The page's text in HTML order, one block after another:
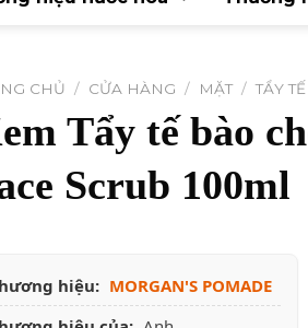
CHỦ / CỬA HÀNG / MẶT / TẨY
Tẩy tế bào
Scrub 100ml
hiệu: MORGAN'S POMADE